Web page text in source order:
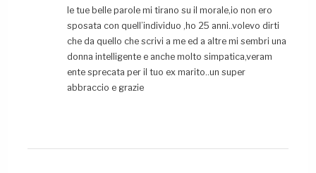
le tue belle parole mi tirano su il morale,io non ero
sposata con quell’individuo ,ho 25 anni..volevo dirti
che da quello che scrivi a me ed a altre mi sembri una
donna intelligente e anche molto simpatica,veram
ente sprecata per il tuo ex marito..un super
abbraccio e grazie